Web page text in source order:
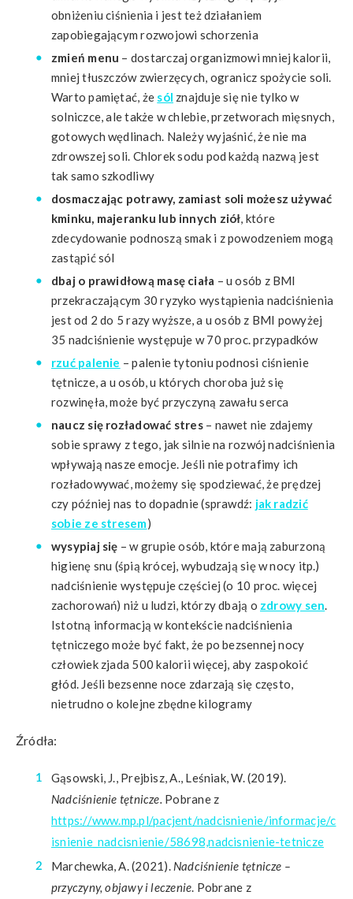
obniżeniu ciśnienia i jest też działaniem
zapobiegającym rozwojowi schorzenia
zmień menu – dostarczaj organizmowi mniej kalorii,
mniej tłuszczów zwierzęcych, ogranicz spożycie soli.
Warto pamiętać, że sól znajduje się nie tylko w
solniczce, ale także w chlebie, przetworach mięsnych,
gotowych wędlinach. Należy wyjaśnić, że nie ma
zdrowszej soli. Chlorek sodu pod każdą nazwą jest
tak samo szkodliwy
dosmaczając potrawy, zamiast soli możesz używać
kminku, majeranku lub innych ziół, które
zdecydowanie podnoszą smak i z powodzeniem mogą
zastąpić sól
dbaj o prawidłową masę ciała – u osób z BMI
przekraczającym 30 ryzyko wystąpienia nadciśnienia
jest od 2 do 5 razy wyższe, a u osób z BMI powyżej
35 nadciśnienie występuje w 70 proc. przypadków
rzuć palenie – palenie tytoniu podnosi ciśnienie
tętnicze, a u osób, u których choroba już się
rozwinęła, może być przyczyną zawału serca
naucz się rozładować stres– nawet nie zdajemy
sobie sprawy z tego, jak silnie na rozwój nadciśnienia
wpływają nasze emocje. Jeśli nie potrafimy ich
rozładowywać, możemy się spodziewać, że prędzej
czy później nas to dopadnie (sprawdź: jak radzić
sobie ze stresem)
wysypiaj się – w grupie osób, które mają zaburzoną
higienę snu (śpią krócej, wybudzają się w nocy itp.)
nadciśnienie występuje częściej (o 10 proc. więcej
zachorowań) niż u ludzi, którzy dbają o zdrowy sen.
Istotną informacją w kontekście nadciśnienia
tętniczego może być fakt, że po bezsennej nocy
człowiek zjada 500 kalorii więcej, aby zaspokoić
głód. Jeśli bezsenne noce zdarzają się często,
nietrudno o kolejne zbędne kilogramy
Źródła:
Gąsowski, J., Prejbisz, A., Leśniak, W. (2019).
Nadciśnienie tętnicze. Pobrane z
https://www.mp.pl/pacjent/nadcisnienie/informacje/c
isnienie_nadcisnienie/58698,nadcisnienie-tetnicze
Marchewka, A. (2021). Nadciśnienie tętnicze –
przyczyny, objawy i leczenie. Pobrane z